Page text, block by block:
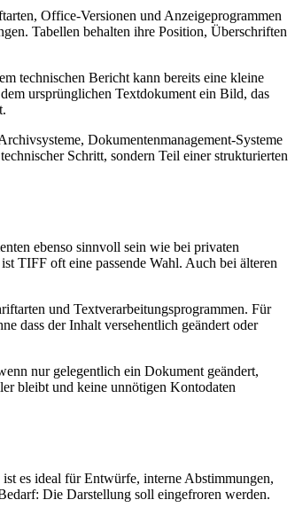
Office-Versionen und Anzeigeprogrammen
Tabellen behalten ihre Position, Überschriften
technischen Bericht kann bereits eine kleine
ursprünglichen Textdokument ein Bild, das
Dokumentenmanagement-Systeme
Schritt, sondern Teil einer strukturierten
ebenso sinnvoll sein wie bei privaten
TIFF oft eine passende Wahl. Auch bei älteren
und Textverarbeitungsprogrammen. Für
dass der Inhalt versehentlich geändert oder
nur gelegentlich ein Dokument geändert,
bleibt und keine unnötigen Kontodaten
es ideal für Entwürfe, interne Abstimmungen,
Die Darstellung soll eingefroren werden.